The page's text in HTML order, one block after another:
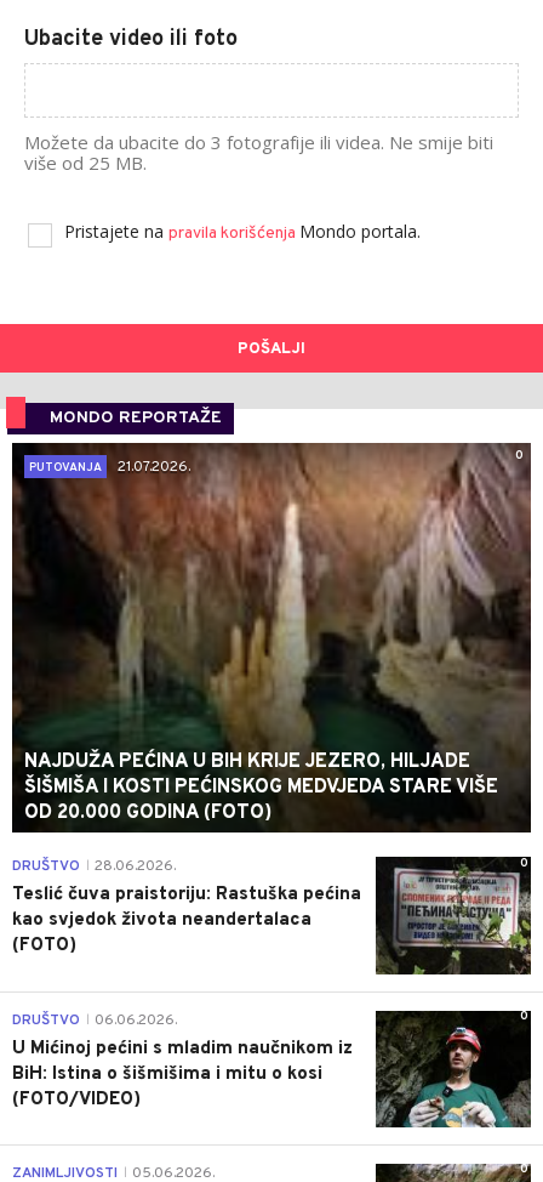
Ubacite video ili foto
Možete da ubacite do 3 fotografije ili videa. Ne smije biti
više od 25 MB.
Pristajete na pravila korišćenja Mondo portala.
POŠALJI
MONDO REPORTAŽE
0
PUTOVANJA
21.07.2026.
NAJDUŽA PEĆINA U BIH KRIJE JEZERO, HILJADE
ŠIŠMIŠA I KOSTI PEĆINSKOG MEDVJEDA STARE VIŠE
OD 20.000 GODINA (FOTO)
0
DRUŠTVO 28.06.2026.
Teslić čuva praistoriju: Rastuška pećina
kao svjedok života neandertalaca
(FOTO)
0
DRUŠTVO 06.06.2026.
U Mićinoj pećini s mladim naučnikom iz
BiH: Istina o šišmišima i mitu o kosi
(FOTO/VIDEO)
0
ZANIMLJIVOSTI 05.06.2026.